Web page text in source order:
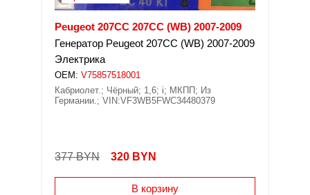
Peugeot 207CC 207CC (WB) 2007-2009
Генератор Peugeot 207CC (WB) 2007-2009
Электрика
OEM: V75857518001
Кабриолет.; Чёрный; 1,6; i; МКПП; Из
Германии.; VIN:VF3WB5FWC34480379
377 BYN 320 BYN
В корзину